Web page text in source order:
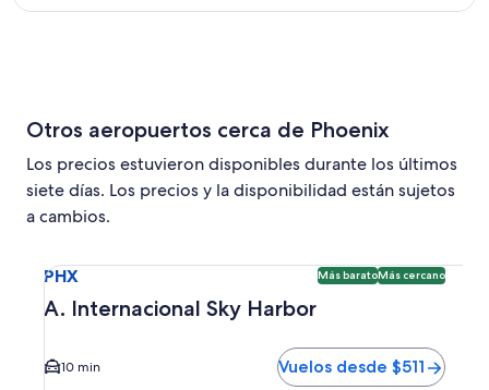
Otros aeropuertos cerca de Phoenix
Los precios estuvieron disponibles durante los últimos
siete días. Los precios y la disponibilidad están sujetos
a cambios.
PHX Más baratoMás cercano
A. Internacional Sky Harbor
10 min Vuelos desde $511